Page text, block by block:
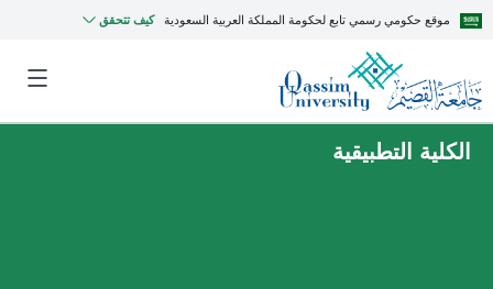
موقع حكومي رسمي تابع لحكومة المملكة العربية السعودية كيف تتحقق
الكلية التطبيقية